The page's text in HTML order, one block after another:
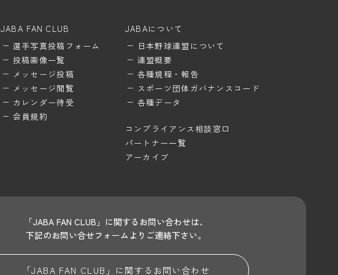
JABA FAN CLUB
選手写真投稿フォーム
投稿画像一覧
メッセージ投稿
メッセージ閲覧
カレンダー待受
会員規約
JABAについて
日本野球連盟について
連盟概要
各種規程・報告
スポーツ団体ガバナンスコード
各種データ
コンプライアンス相談窓口
パートナー一覧
アーカイブ
「JABA FAN CLUB」に関するお問い合わせは、
下記のお問い合せフォームよりご連絡下さい。
「JABA FAN CLUB」に関する お問い合わせ